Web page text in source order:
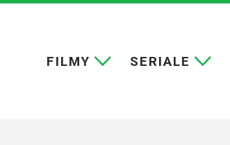
FILMY SERIALE